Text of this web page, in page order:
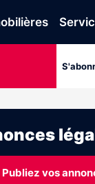
Publiez vos